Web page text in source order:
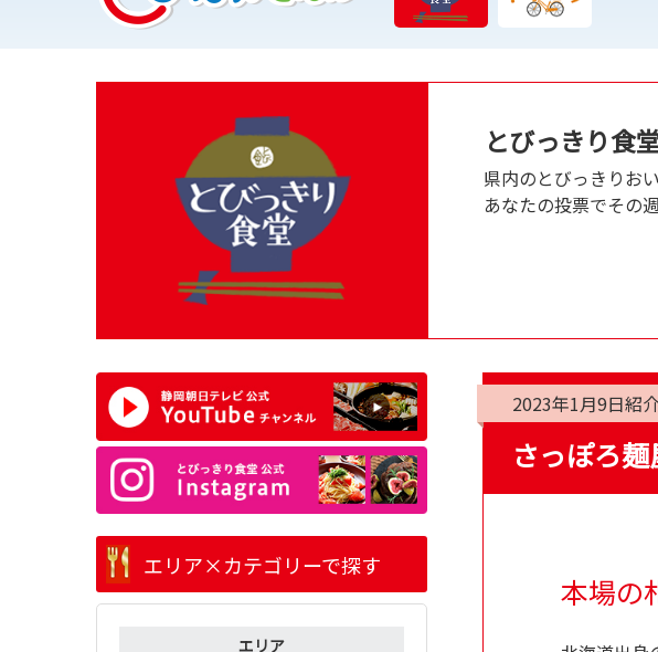
とびっきり食
県内のとびっきりお
あなたの投票でその
2023年1月9日紹
さっぽろ麺
本場の
エリア×カテゴリーで探す
エリア